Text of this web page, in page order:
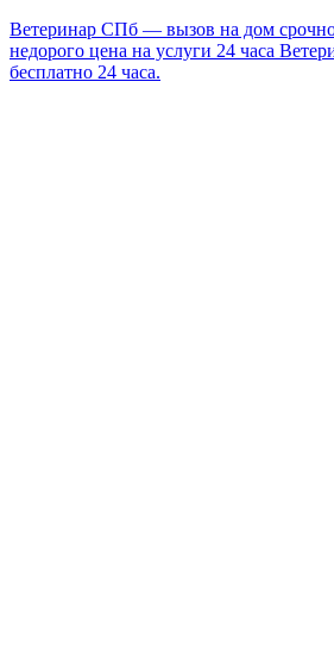
Ветеринар СПб — вызов на дом срочно
недорого цена на услуги 24 часа
бесплатно 24 часа.